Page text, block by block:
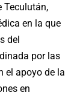
Teculután,
en la que
del
por las
el apoyo de la
en